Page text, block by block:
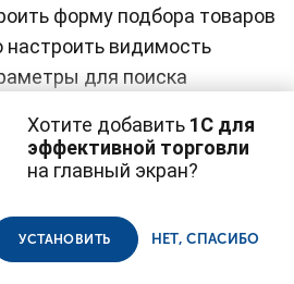
форму подбора товаров
настроить видимость
для поиска
отображения
список, дерево,
группе «Отбор» можно
сортировку. Можно
сбрасывания
(файлы с данными о прошлых
в соответствии с политикой
Хотите добавить 1С для
эффективной торговли
на главный экран?
УСТАНОВИТЬ НЕТ, СПАСИБО